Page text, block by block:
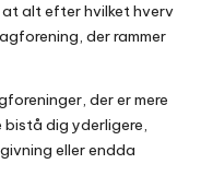
alt efter hvilket hverv
der rammer
der er mere
bistå dig yderligere,
eller endda